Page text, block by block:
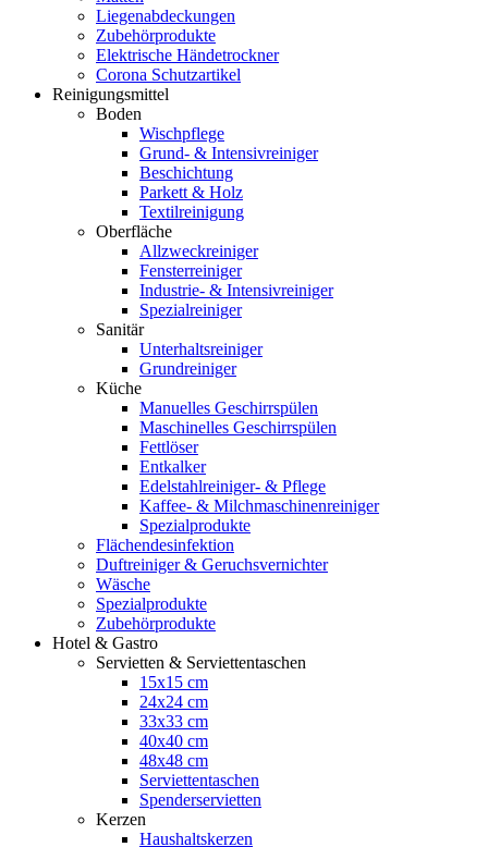
Liegenabdeckungen
Zubehörprodukte
Elektrische Händetrockner
Corona Schutzartikel
Reinigungsmittel
Boden
Wischpflege
Grund- & Intensivreiniger
Beschichtung
Parkett & Holz
Textilreinigung
Oberfläche
Allzweckreiniger
Fensterreiniger
Industrie- & Intensivreiniger
Spezialreiniger
Sanitär
Unterhaltsreiniger
Grundreiniger
Küche
Manuelles Geschirrspülen
Maschinelles Geschirrspülen
Fettlöser
Entkalker
Edelstahlreiniger- & Pflege
Kaffee- & Milchmaschinenreiniger
Spezialprodukte
Flächendesinfektion
Duftreiniger & Geruchsvernichter
Wäsche
Spezialprodukte
Zubehörprodukte
Hotel & Gastro
Servietten & Serviettentaschen
15x15 cm
24x24 cm
33x33 cm
40x40 cm
48x48 cm
Serviettentaschen
Spenderservietten
Kerzen
Haushaltskerzen